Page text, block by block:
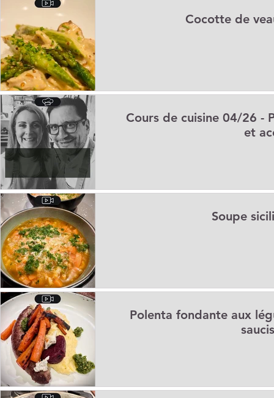
Cocotte de
Cours de cuisine 04/26 -
et
Soupe
Polenta fondante aux